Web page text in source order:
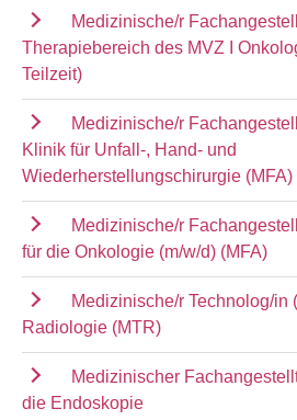
Medizinische/r
Therapiebereich des MVZ I
Teilzeit)
Medizinische/r
Klinik für Unfall-, Hand- und
Wiederherstellungschirurgie (MFA)
Medizinische/r
für die Onkologie (m/w/d) (MFA)
Medizinische/r Technolog/in
Radiologie (MTR)
Medizinischer
die Endoskopie